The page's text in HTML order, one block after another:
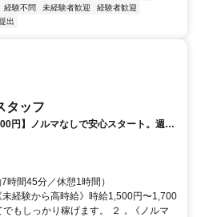
経験不問 未経験者歓迎
経験者歓迎
出
タッフ
円】ノルマなしで安心スタート。週1
カインズ各店で申込対応
間45分／休憩1時間）
経験から高時給》時給1,500円〜1,700
もしっかり稼げます。 ２，《ノルマ